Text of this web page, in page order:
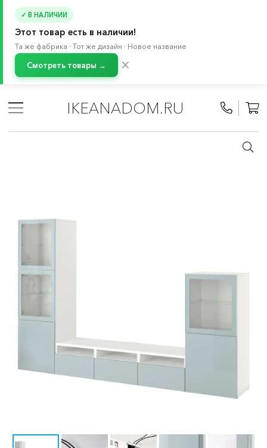
✓ В НАЛИЧИИ
Этот товар есть в наличии!
Та же фабрика · Тот же дизайн · Новое название
Смотреть товары → ✕
IKEANADOM.RU
Стеллажи и книжные шкафы
/ Книжные шкафы
БЕСТО система / Сложные комбинации БЕСТО